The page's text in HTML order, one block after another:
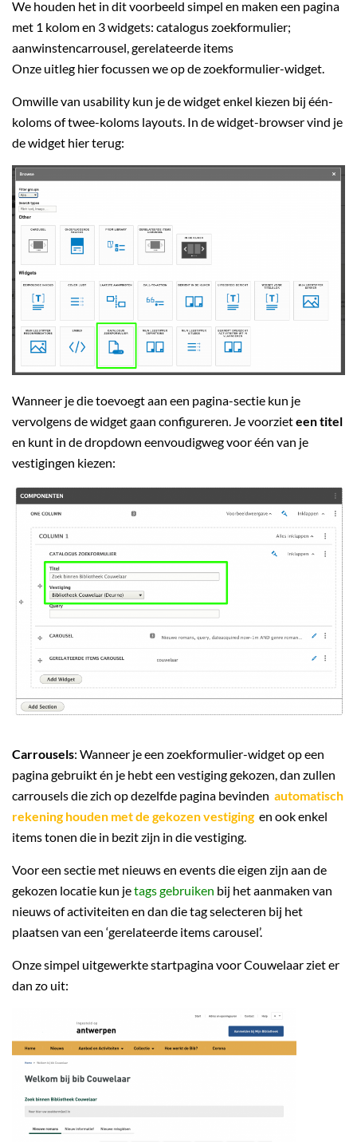
We houden het in dit voorbeeld simpel en maken een pagina
met 1 kolom en 3 widgets: catalogus zoekformulier;
aanwinstencarrousel, gerelateerde items
Onze uitleg hier focussen we op de zoekformulier-widget.
Omwille van usability kun je de widget enkel kiezen bij één-
koloms of twee-koloms layouts. In de widget-browser vind je
de widget hier terug:
Wanneer je die toevoegt aan een pagina-sectie kun je
vervolgens de widget gaan configureren. Je voorzieteen titel
en kunt in de dropdown eenvoudigweg voor één van je
vestigingen kiezen:
Carrousels: Wanneer je een zoekformulier-widget op een
pagina gebruikt én je hebt een vestiging gekozen, dan zullen
carrousels die zich op dezelfde pagina bevinden automatisch
rekening houden met de gekozen vestiging en ook enkel
items tonen die in bezit zijn in die vestiging.
Voor een sectie met nieuws en events die eigen zijn aan de
gekozen locatie kun jetags gebruiken bij het aanmaken van
nieuws of activiteiten en dan die tag selecteren bij het
plaatsen van een ‘gerelateerde items carousel’.
Onze simpel uitgewerkte startpagina voor Couwelaar ziet er
dan zo uit: